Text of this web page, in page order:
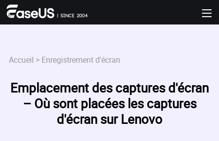
Accueil > Enregistrement d'écran
Emplacement des captures d'écran
– Où sont placées les captures
d'écran sur Lenovo